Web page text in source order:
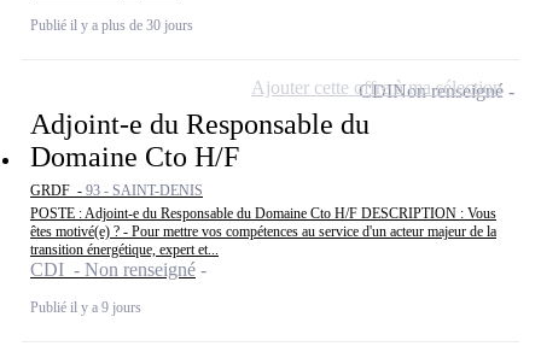
Publié il y a plus de 30 jours
Adjoint-e du Responsable du
Domaine Cto H/F
GRDF - 93 - SAINT-DENIS
POSTE : Adjoint-e du Responsable du Domaine Cto H/F DESCRIPTION : Vous
êtes motivé(e) ? - Pour mettre vos compétences au service d'un acteur majeur de la
transition énergétique, expert et...
CDI - Non renseigné
Publié il y a 9 jours
CDINon renseigné
Ajouter cette offre à ma sélection